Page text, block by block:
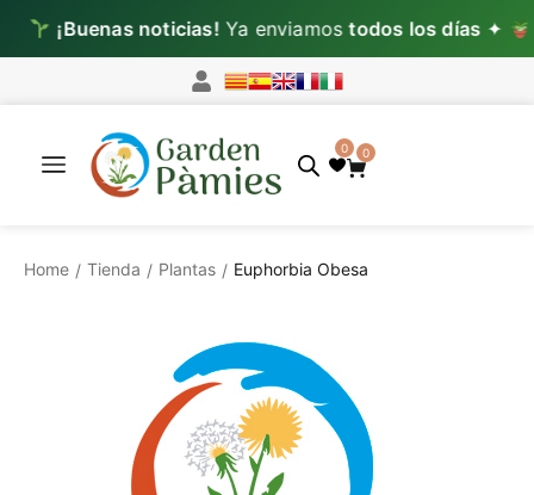
noticias!Ya enviamostodos los días✦
0 0
Home / Tienda / Plantas / Euphorbia Obesa